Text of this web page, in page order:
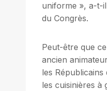
uniforme », a-t-
du Congrès.
Peut-être que
ancien
les
les cuisinières à